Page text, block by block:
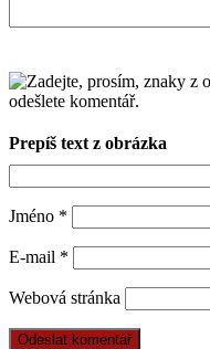
Prepíš text z obrázka
Jméno *
E-mail *
Webová stránka